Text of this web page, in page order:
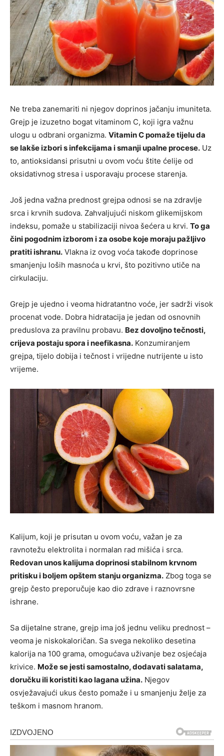
Ne treba zanemariti ni njegov doprinos jačanju imuniteta.
Grejp je izuzetno bogat vitaminom C, koji igra važnu
ulogu u odbrani organizma. Vitamin C pomaže tijelu da
se lakše izbori s infekcijama i smanji upalne procese. Uz
to, antioksidansi prisutni u ovom voću štite ćelije od
oksidativnog stresa i usporavaju procese starenja.
Još jedna važna prednost grejpa odnosi se na zdravlje
srca i krvnih sudova. Zahvaljujući niskom glikemijskom
indeksu, pomaže u stabilizaciji nivoa šećera u krvi. To ga
čini pogodnim izborom i za osobe koje moraju pažljivo
pratiti ishranu. Vlakna iz ovog voća takođe doprinose
smanjenju loših masnoća u krvi, što pozitivno utiče na
cirkulaciju.
Grejp je ujedno i veoma hidratantno voće, jer sadrži visok
procenat vode. Dobra hidratacija je jedan od osnovnih
preduslova za pravilnu probavu. Bez dovoljno tečnosti,
crijeva postaju spora i neefikasna. Konzumiranjem
grejpa, tijelo dobija i tečnost i vrijedne nutrijente u isto
vrijeme.
Kalijum, koji je prisutan u ovom voću, važan je za
ravnotežu elektrolita i normalan rad mišića i srca.
Redovan unos kalijuma doprinosi stabilnom krvnom
pritisku i boljem opštem stanju organizma. Zbog toga se
grejp često preporučuje kao dio zdrave i raznovrsne
ishrane.
Sa dijetalne strane, grejp ima još jednu veliku prednost –
veoma je niskokaloričan. Sa svega nekoliko desetina
kalorija na 100 grama, omogućava uživanje bez osjećaja
krivice. Može se jesti samostalno, dodavati salatama,
doručku ili koristiti kao lagana užina. Njegov
osvježavajući ukus često pomaže i u smanjenju želje za
teškom i masnom hranom.